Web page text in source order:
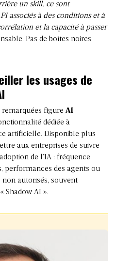
un skill, ce sont
associés à des conditions et à
et la capacité à passer
Pas de boîtes noires
les usages de
figure AI
dédiée à
artificielle. Disponible plus
aux entreprises de suivre
de l’IA : fréquence
performances des agents ou
non autorisés, souvent
Shadow AI ».